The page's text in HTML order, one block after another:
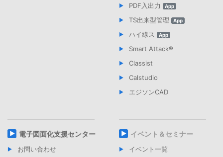
入手方法、時期は、弊社が定めるものとします。
第４条 利用できるサービス・サポート
お客様は、利用契約期間中、以下のサービスを利用することができ
必要です。
きの完了と、サービスを利用するにあたっての必要なID、パ
法令に基づくものの他、次の範囲で利用します。
【ご本人より直接書面（WEBサイト、メール、FAX、
郵送など）により個人情報を取得する場合】
当社商品・サービスをご利用いただくお客様の情報＊
お申し込みいただいた商品・資料・体験版等の送付、代金の
ユーザー登録いただいた商品・サービスのご利用に関する連
絡のため（バージョンアップ等のご案内など）
ご希望される場合に限り、キャンペーン、セミナー、最新情
商品・サービスの講習・体験会に参加いただく方の情報＊
講習・体験会管理のため
PDF入出力 App
TS出来型管理 App
ハイ線ス App
Smart Attack®︎
Classist
Calstudio
エジソンCAD
電子図面化支援センター
お問い合わせ
イベント＆セミナー
イベント一覧